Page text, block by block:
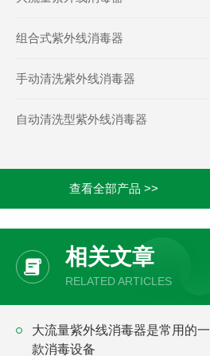
组合式紫外线消毒器
手动清洗紫外线消毒器
自动清洗型紫外线消毒器
查看全部产品 >>
相关文章
RELATED ARTICLES
大流量紫外线消毒器是常用的一
款消毒设备